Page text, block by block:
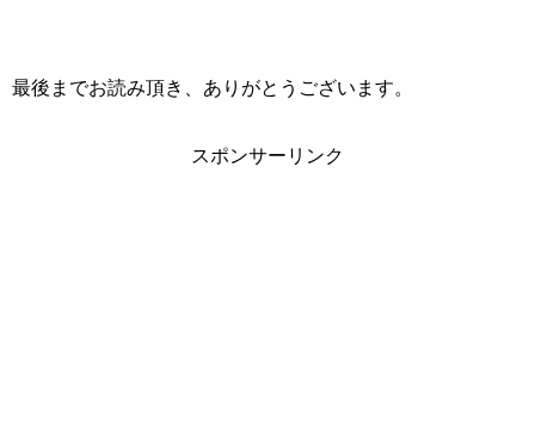
最後までお読み頂き、ありがとうございます。
スポンサーリンク